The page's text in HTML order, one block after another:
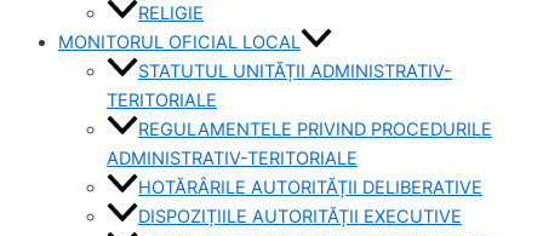
RELIGIE
MONITORUL OFICIAL LOCAL
STATUTUL UNITĂȚII ADMINISTRATIV-
TERITORIALE
REGULAMENTELE PRIVIND PROCEDURILE
ADMINISTRATIV-TERITORIALE
HOTĂRÂRILE AUTORITĂȚII DELIBERATIVE
DISPOZIȚIILE AUTORITĂȚII EXECUTIVE